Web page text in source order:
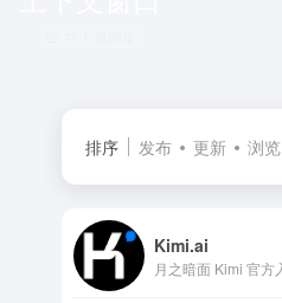
排序 发布 更新 浏览
Kimi.ai